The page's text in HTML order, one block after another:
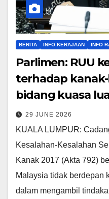
BERITA INFO KERAJAAN INFO
Parlimen: RUU
terhadap
bidang kuasa
29 JUNE 2026
KUALA LUMPUR:
Kesalahan-Kesalahan
Kanak 2017 (Akta 792)
Malaysia tidak berdepan
dalam mengambil